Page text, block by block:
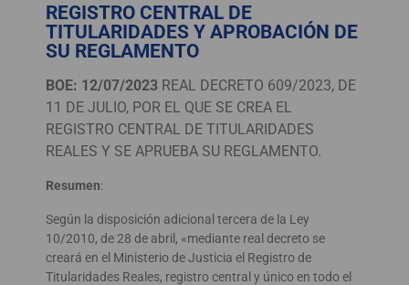
REGISTRO CENTRAL DE
TITULARIDADES Y APROBACIÓN DE
SU REGLAMENTO
BOE: 12/07/2023 REAL DECRETO 609/2023, DE
11 DE JULIO, POR EL QUE SE CREA EL
REGISTRO CENTRAL DE TITULARIDADES
REALES Y SE APRUEBA SU REGLAMENTO.
Resumen:
Según la disposición adicional tercera de la Ley
10/2010, de 28 de abril, «mediante real decreto se
creará en el Ministerio de Justicia el Registro de
Titularidades Reales, registro central y único en todo el